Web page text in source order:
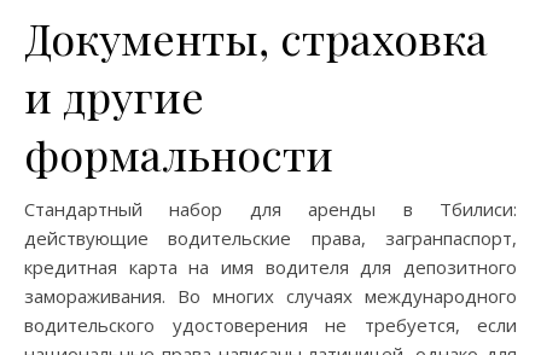
Документы, страховка
и другие
формальности
Стандартный набор для аренды в Тбилиси:
действующие водительские права, загранпаспорт,
кредитная карта на имя водителя для депозитного
замораживания. Во многих случаях международного
водительского удостоверения не требуется, если